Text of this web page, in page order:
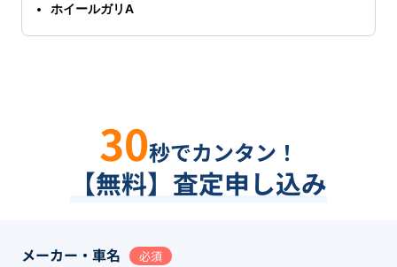
ホイールガリA
30秒でカンタン！
【無料】査定申し込み
メーカー・車名 必須